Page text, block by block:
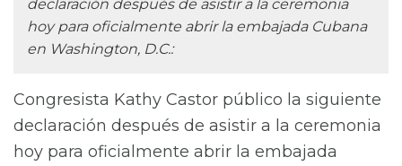
declaración después de asistir a la ceremonia
hoy para oficialmente abrir la embajada Cubana
en Washington, D.C.:
Congresista Kathy Castor público la siguiente
declaración después de asistir a la ceremonia
hoy para oficialmente abrir la embajada